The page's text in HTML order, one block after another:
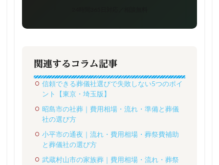
関連するコラム記事
信頼できる葬儀社選びで失敗しない5つのポイ
ント【東京・埼玉版】
昭島市の社葬｜費用相場・流れ・準備と葬儀
社の選び方
小平市の通夜｜流れ・費用相場・葬祭費補助
と葬儀社の選び方
武蔵村山市の家族葬｜費用相場・流れ・葬祭